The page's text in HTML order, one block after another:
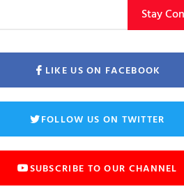
Stay
LIKE US ON FACEBOOK
FOLLOW US ON TWITTER
SUBSCRIBE TO OUR CHANNEL